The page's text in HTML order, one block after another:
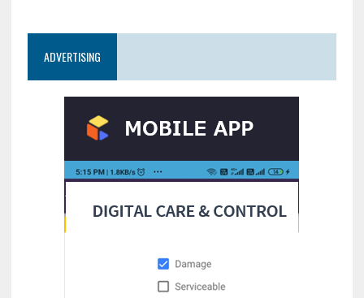
ADVERTISING